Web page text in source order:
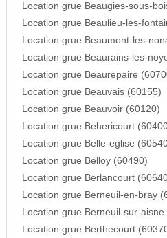
Location grue Beaugies-sous-
Location grue Beaulieu-les-
Location grue Beaumont-les-
Location grue Beaurains-les-
Location grue Beaurepaire
Location grue Beauvais (60155)
Location grue Beauvoir (60120)
Location grue Behericourt
Location grue Belle-eglise
Location grue Belloy (60490)
Location grue Berlancourt
Location grue Berneuil-en-bray
Location grue Berneuil-sur-aisne
Location grue Berthecourt